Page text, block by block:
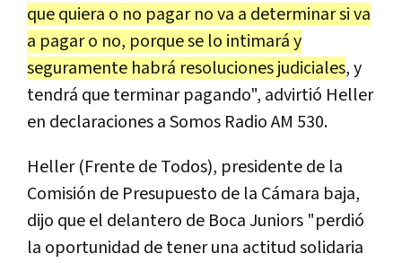
que quiera o no pagar no va a determinar si va
a pagar o no, porque se lo intimará y
seguramente habrá resoluciones judiciales, y
tendrá que terminar pagando", advirtió Heller
en declaraciones a Somos Radio AM 530.
Heller (Frente de Todos), presidente de la
Comisión de Presupuesto de la Cámara baja,
dijo que el delantero de Boca Juniors "perdió
la oportunidad de tener una actitud solidaria